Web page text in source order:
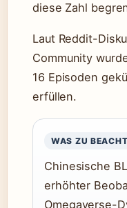
diese Zahl
Laut Reddit-
Community
16 Episoden
erfüllen.
WAS ZU
Chinesische
erhöhter
Omegaverse-